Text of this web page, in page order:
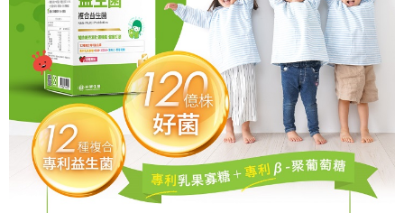
4.訂單成立30分鐘內，如未前往確認交易或遇審核未通過，訂單將自動取
消。如遇「轉專審核」未通過狀況，表示未達大哥付你分期系統評分，恕無
法說明評估內容。
【繳款方式說明】
1.分期款項不併入電信帳單，「大哥付你分期」於每月結算日後寄送繳費提
醒簡訊。
2.透過簡訊連結打開帳單後，可選擇「超商條碼／台灣大直營門市／銀行轉
帳／街口支付／iPASS MONEY」等通路繳費。
【注意事項】
1.本服務係由「台灣大哥大股份有限公司」（以下簡稱本公司）所提供，讓
用戶於交易時，得透過本服務購買商品或服務，並由商店將買賣／分期付款
買賣價金債權讓與本公司後，依約使用本公司帳單繳交帳款。
１．簡單：不需註冊會員、不需綁卡、不需儲值。
２．便利：只要手機號碼，簡訊認證，即可結帳。
３．安心：先確認商品／服務後，再付款。
【「AFTEE先享後付」結帳流程】
１．於結帳方式選擇「AFTEE先享後付」後，將跳轉至「AFTEE先享後付」
結帳頁面，進行簡訊認證並確認金額後，即可完成結帳。
２．訂單成立數日內，您將收到繳費通知簡訊。
３．收到繳費通知簡訊後14天內，點擊此簡訊中的連結，可透過四大超商／
ATM／網路銀行／等多元方式進行付款，方視為交易完成。
※ 請注意：結帳手續完成當下不需立刻繳費，但若您需要取消訂單，請聯絡
購買商品的店家。未經商家同意取消之訂單仍視為有效，需透過AFTEE先享
「Hami Point」為中華電信所提供之點數服務，可於會員專區綁定中華電信
會員帳號後，即可在購物車使用 Hami Point 折抵消費金額 (1點等於1元)。
ATM付款
貨到付款
運送方式
全家取貨付款
每筆NT$90，滿NT$1,000(含以上)免運費
付款後全家取貨